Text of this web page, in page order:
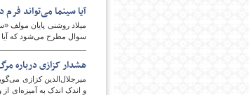
آیا سینما می‌تواند
میلاد روشنی پایان مولف
سوال مطرح می‌شود که آیا
هشدار کزازی درباره
میرجلال‌الدین کزازی
و اندک اندک به آمیزه‌ای